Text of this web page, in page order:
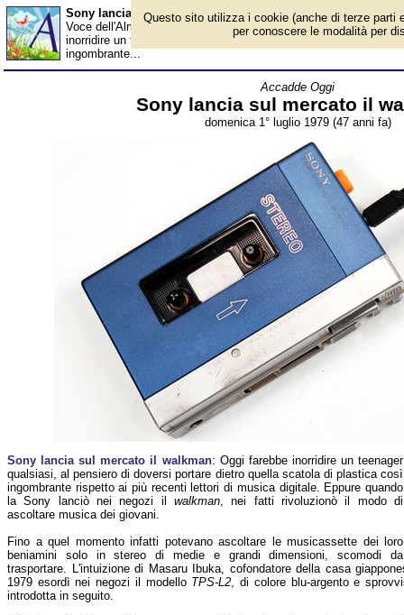
Sony lancia sul mercato il walkman - Almanacco
Voce dell'Almanacco del 1° luglio, per la rubrica 'Accadde
inorridire un teenager qualsiasi, al pensiero di doversi portare
ingombrante...
Accadde Oggi
Sony lancia sul mercato il
domenica 1° luglio 1979 (47 anni fa)
Sony lancia sul mercato il walkman: Oggi farebbe inorridire un teenager
qualsiasi, al pensiero di doversi portare dietro quella scatola di plastica così
ingombrante rispetto ai più recenti lettori di musica digitale. Eppure quando
la Sony lanciò nei negozi il walkman, nei fatti rivoluzionò il modo di
ascoltare musica dei giovani.
Fino a quel momento infatti potevano ascoltare le musicassette dei loro
beniamini solo in stereo di medie e grandi dimensioni, scomodi da
trasportare. L'intuizione di Masaru Ibuka, cofondatore della casa
1979 esordì nei negozi il modello TPS-L2, di colore blu-argento e
introdotta in seguito.
Questo sito utilizza i cookie (anche di terze parti
per conoscere le modalità per